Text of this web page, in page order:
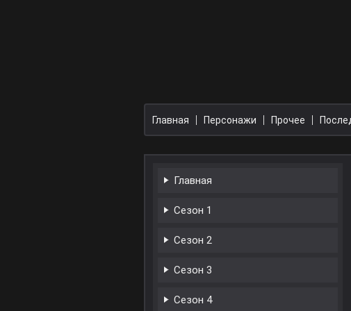
Главная
Сезон 1
Сезон 2
Сезон 3
Сезон 4
Главная Персонажи Прочее